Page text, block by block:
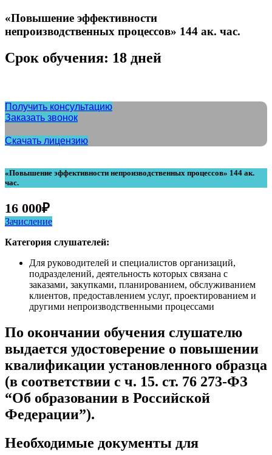
«Повышение эффективности
непроизводственных процессов» 144 ак. час.
Срок обучения: 18 дней
Получить консультацию
Заказать звонок
Скачать лицензию
«Повышение эффективности непроизводственных процессов» 144 ак.
час.
16 000₽
Зачисление
Категория слушателей:
Для руководителей и специалистов организаций,
подразделений, деятельность которых связана с
заказами, закупками, планированием, обслуживанием
клиентов, предоставлением услуг, проектированием и
другими непроизводственными процессами
По окончании обучения слушателю
выдается удостоверение о повышении
квалификации установленного образца
(в соответствии с ч. 15. ст. 76 273-ФЗ
“Об образовании в Российской
Федерации”).
Необходимые документы для